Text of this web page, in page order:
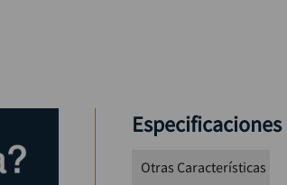
Especificaciones
Otras Características